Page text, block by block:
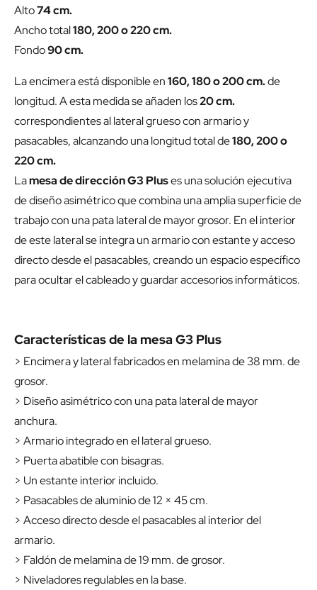
Alto74 cm.
Ancho total180, 200 o 220 cm.
Fondo90 cm.
La encimera está disponible en160, 180 o 200 cm.de
longitud. A esta medida se añaden los20 cm.
correspondientes al lateral grueso con armario y
pasacables, alcanzando una longitud total de180, 200 o
220 cm.
Lamesa de dirección G3 Pluses una solución ejecutiva
de diseño asimétrico que combina una amplia superficie de
trabajo con una pata lateral de mayor grosor. En el interior
de este lateral se integra un armario con estante y acceso
directo desde el pasacables, creando un espacio específico
para ocultar el cableado y guardar accesorios informáticos.
Características de la mesa G3 Plus
> Encimera y lateral fabricados en melamina de 38 mm. de
grosor.
> Diseño asimétrico con una pata lateral de mayor
anchura.
> Armario integrado en el lateral grueso.
> Puerta abatible con bisagras.
> Un estante interior incluido.
> Pasacables de aluminio de 12 × 45 cm.
> Acceso directo desde el pasacables al interior del
armario.
> Faldón de melamina de 19 mm. de grosor.
> Niveladores regulables en la base.